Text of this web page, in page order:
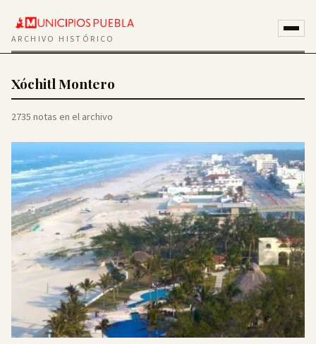
ARCHIVO HISTÓRICO
Xóchitl Montero
2735 notas en el archivo